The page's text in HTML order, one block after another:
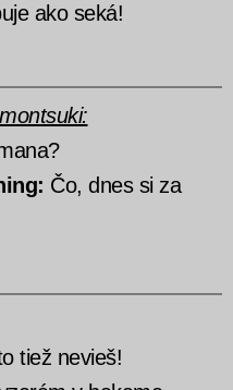
ako seká!
Čo, dnes si za
tiež nevieš!